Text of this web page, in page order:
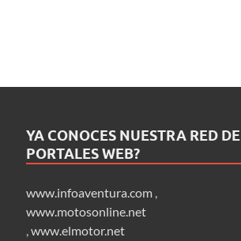
YA CONOCES NUESTRA RED DE
PORTALES WEB?
www.infoaventura.com ,
www.motosonline.net
,www.elmotor.net